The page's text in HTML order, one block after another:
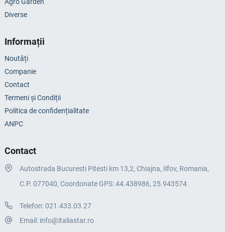
Diverse
Informații
Noutăți
Companie
Contact
Termeni și Condiții
Politica de confidențialitate
ANPC
Contact
Autostrada Bucuresti Pitesti km 13,2, Chiajna, Ilfov, Romania,
C.P. 077040, Coordonate GPS: 44.438986, 25.943574
Telefon:021.433.03.27
Email: info@italiastar.ro